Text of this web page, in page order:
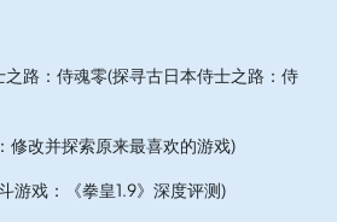
路：侍魂零(探寻古日本侍士之路：侍
修改并探索原来最喜欢的游戏)
游戏：《拳皇1.9》深度评测)